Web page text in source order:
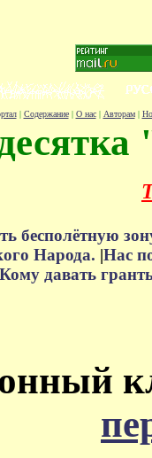
| Содержание| О нас| Авторам|
бесполётную
Народа. |Нас
Кому давать